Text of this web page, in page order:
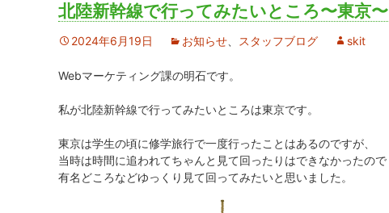
北陸新幹線で行ってみたいところ〜東京〜
2024年6月19日 お知らせ スタッフブログ skit
Webマーケティング課の明石です。
私が北陸新幹線で行ってみたいところは東京です。
東京は学生の頃に修学旅行で一度行ったことはあるのですが、
当時は時間に追われてちゃんと見て回ったりはできなかったので
有名どころなどゆっくり見て回ってみたいと思いました。